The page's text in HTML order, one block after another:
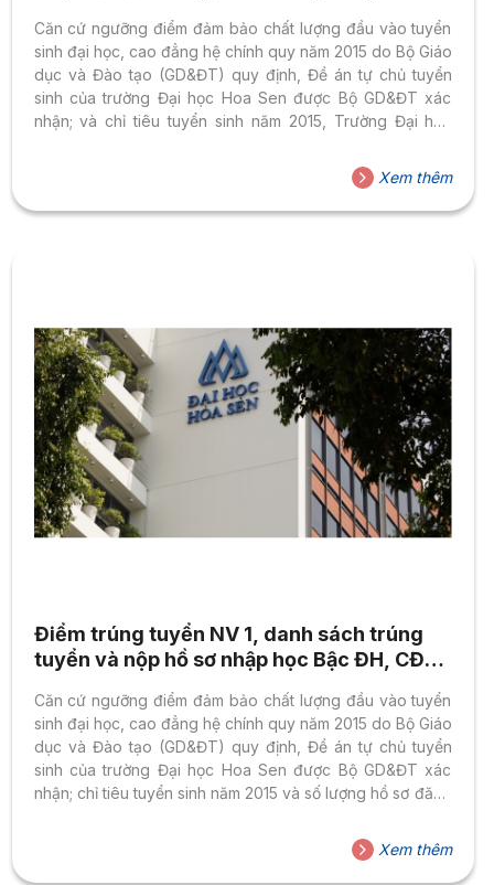
Căn cứ ngưỡng điểm đảm bảo chất lượng đầu vào tuyển
sinh đại học, cao đẳng hệ chính quy năm 2015 do Bộ Giáo
dục và Đào tạo (GD&ĐT) quy định, Đề án tự chủ tuyển
sinh của trường Đại học Hoa Sen được Bộ GD&ĐT xác
nhận; và chỉ tiêu tuyển sinh năm 2015, Trường Đại học
và tiêu chí xét điểm trúng tuyển như sau: 1. Đối tượng xét
tuyển nguyện vọng bổ sung 1.1. Phương thức 1,2 (thí sinh
sử dụng kết quả thi trung học...
Xem thêm
Điểm trúng tuyển NV 1, danh sách trúng
tuyển và nộp hồ sơ nhập học Bậc ĐH, CĐ
Căn cứ ngưỡng điểm đảm bảo chất lượng đầu vào tuyển
sinh đại học, cao đẳng hệ chính quy năm 2015 do Bộ Giáo
dục và Đào tạo (GD&ĐT) quy định, Đề án tự chủ tuyển
sinh của trường Đại học Hoa Sen được Bộ GD&ĐT xác
nhận; chỉ tiêu tuyển sinh năm 2015 và số lượng hồ sơ đăng
học Hoa Sen quyết định điểm trúng tuyển nguyện vọng 1
của các phương thức tuyển sinh đại học, cao đẳng hệ
Xem thêm